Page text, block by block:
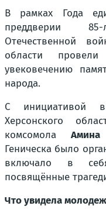
В рамках Года
преддверии
Отечественной
области провели
увековечению
народа.
С инициативой
Херсонского
комсомола
Геническа было
включало в
посвящённые
Что увидела